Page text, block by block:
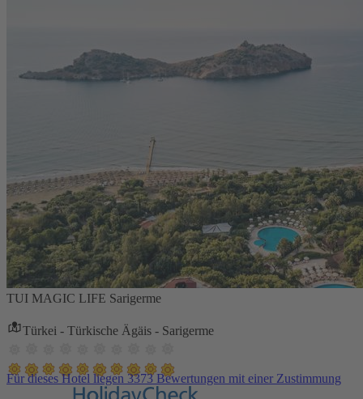
TUI MAGIC LIFE Sarigerme
Türkei - Türkische Ägäis - Sarigerme
Für dieses Hotel liegen 3373 Bewertungen mit einer Zustimmung